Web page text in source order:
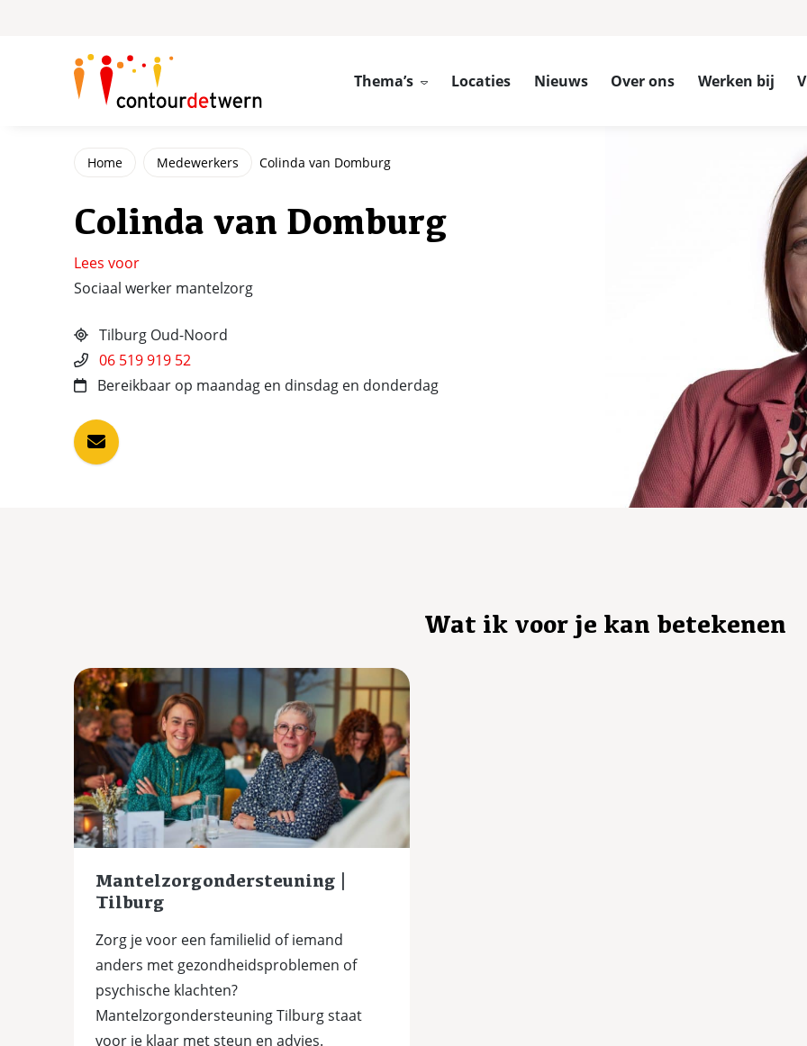
Thema’s Locaties Nieuws Over ons Werken bij
Home Medewerkers Colinda van Domburg
Colinda van Domburg
Lees voor
Sociaal werker mantelzorg
Tilburg Oud-Noord
06 519 919 52
Bereikbaar op maandag en dinsdag en donderdag
Wat ik voor je kan betekenen
Mantelzorgondersteuning |
Tilburg
Zorg je voor een familielid of iemand
anders met gezondheidsproblemen of
psychische klachten?
Mantelzorgondersteuning Tilburg staat
voor je klaar met steun en advies.